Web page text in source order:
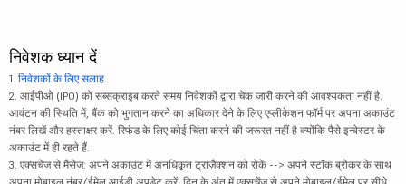
निवेशक ध्यान दें
1. निवेशकों के लिए सलाह
2. आईपीओ (IPO) को सब्सक्राइब करते समय निवेशकों द्वारा चेक जारी करने की आवश्यकता नहीं है.
आवंटन की स्थिति में, बैंक को भुगतान करने का अधिकार देने के लिए एप्लीकेशन फॉर्म पर अपना अकाउंट
नंबर लिखें और हस्ताक्षर करें. रिफंड के लिए कोई चिंता करने की जरूरत नहीं है क्योंकि पैसे इन्वेस्टर के
अकाउंट में ही रहते हैं.
3. एक्सचेंज से मैसेज: अपने अकाउंट में अनधिकृत ट्रांज़ैक्शन को रोकें --> अपने स्टॉक ब्रोकर के साथ